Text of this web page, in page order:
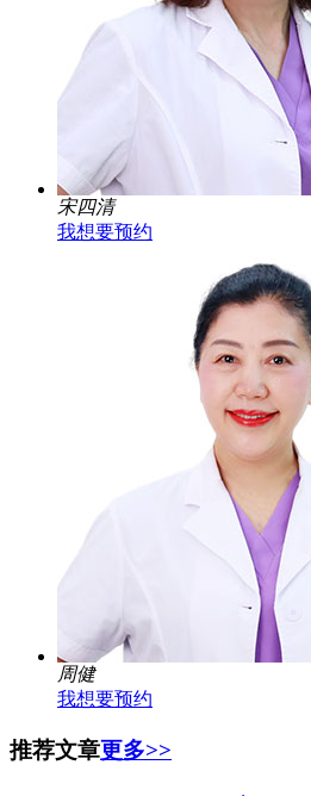
宋四清
我想要预约
周健
我想要预约
推荐文章更多>>